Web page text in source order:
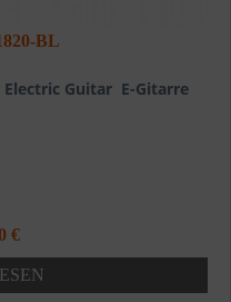
BL
Electric Guitar E-Gitarre
€